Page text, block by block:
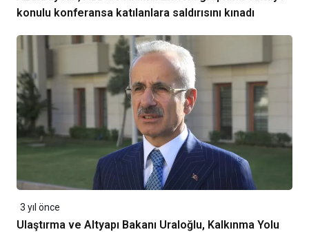
konulu konferansa katılanlara saldırısını kınadı
3 yıl önce
Ulaştırma ve Altyapı Bakanı Uraloğlu, Kalkınma Yolu